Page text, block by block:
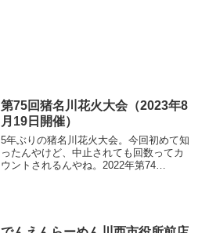
第75回猪名川花火大会（2023年8
月19日開催）
5年ぶりの猪名川花火大会。今回初めて知
ったんやけど、中止されても回数ってカ
ウントされるんやね。2022年第74